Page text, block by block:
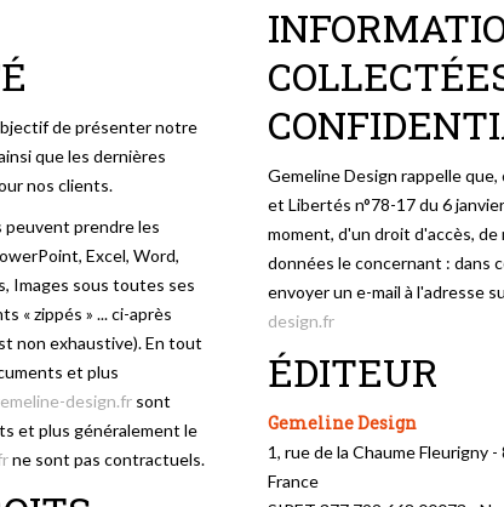
de présenter notre
que les dernières
nos clients.
prendre les
Excel, Word,
Images sous toutes ses
« zippés » ... ci-après
non exhaustive). En tout
et plus
design.frsont
et plus généralement le
ne sont pas contractuels.
Gemeline Design rappelle
et Libertés n°78-17 du 6
moment, d'un droit d'accès,
données le concernant : dans
envoyer un e-mail à l'adresse
design.fr
ÉDITEUR
Gemeline Design
1, rue de la Chaume Fleurigny
France